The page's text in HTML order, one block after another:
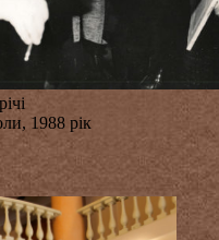
1988 рік